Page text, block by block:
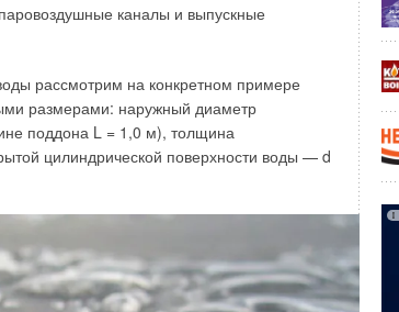
каналы и выпускные
рассмотрим на конкретном примере
размерами: наружный диаметр
поддона L = 1,0 м), толщина
цилиндрической поверхности воды — d
европейских стран:
специальных технических этажах, но это
в домах бизнес-класса;
решение, которое не только позволит
процесса охлаждения воздуха.